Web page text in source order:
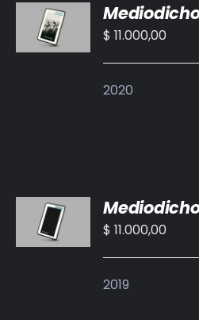
AL
CARRITO
/
$ 11.000,00
2020
AL
CARRITO
/
$ 11.000,00
2019